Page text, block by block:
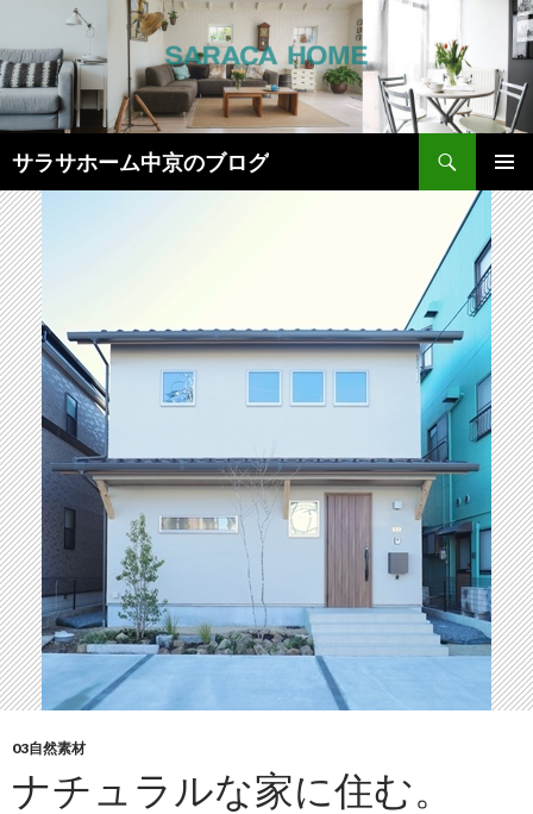
サラサホーム中京のブログ
索
メインメ
ニュー
ン
テ
ン
ツ
へ
ス
キ
ッ
プ
03自然素材
ナチュラルな家に住む。